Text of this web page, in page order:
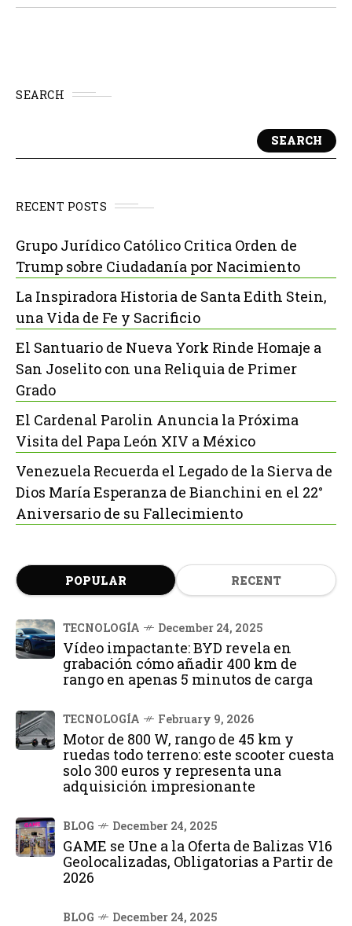
SEARCH
SEARCH
RECENT POSTS
Grupo Jurídico Católico Critica Orden de
Trump sobre Ciudadanía por Nacimiento
La Inspiradora Historia de Santa Edith Stein,
una Vida de Fe y Sacrificio
El Santuario de Nueva York Rinde Homaje a
San Joselito con una Reliquia de Primer
Grado
El Cardenal Parolin Anuncia la Próxima
Visita del Papa León XIV a México
Venezuela Recuerda el Legado de la Sierva de
Dios María Esperanza de Bianchini en el 22°
Aniversario de su Fallecimiento
POPULAR RECENT
TECNOLOGÍA December 24, 2025
Vídeo impactante: BYD revela en
grabación cómo añadir 400 km de
rango en apenas 5 minutos de carga
TECNOLOGÍA February 9, 2026
Motor de 800 W, rango de 45 km y
ruedas todo terreno: este scooter cuesta
solo 300 euros y representa una
adquisición impresionante
BLOG December 24, 2025
GAME se Une a la Oferta de Balizas V16
Geolocalizadas, Obligatorias a Partir de
2026
BLOG December 24, 2025